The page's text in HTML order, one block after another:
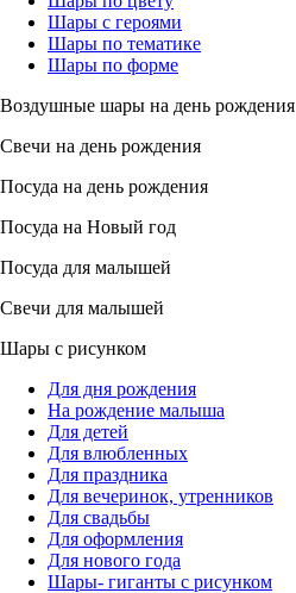
Шары с героями
Шары по тематике
Шары по форме
Воздушные шары на день рождения
Свечи на день рождения
Посуда на день рождения
Посуда на Новый год
Посуда для малышей
Свечи для малышей
Шары с рисунком
Для дня рождения
На рождение малыша
Для детей
Для влюбленных
Для праздника
Для вечеринок, утренников
Для свадьбы
Для оформления
Для нового года
Шары- гиганты с рисунком